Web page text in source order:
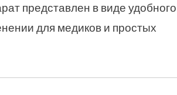
представлен в виде удобного
для медиков и простых